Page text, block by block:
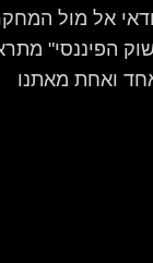
אל מול
הפיננסי"
ואחת מאתנו